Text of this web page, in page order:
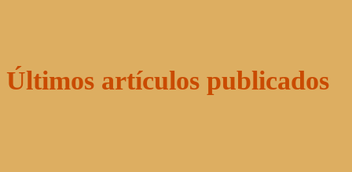
Últimos artículos publicados